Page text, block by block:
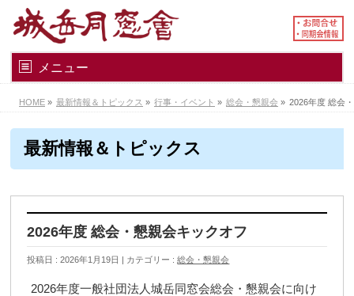
メニュー
HOME » 最新情報＆トピックス » 行事・イベント » 総会・懇親会 » 2026年度 総会
最新情報＆トピックス
2026年度 総会・懇親会キックオフ
投稿日 : 2026年1月19日 カテゴリー :総会・懇親会
2026年度一般社団法人城岳同窓会総会・懇親会に向け